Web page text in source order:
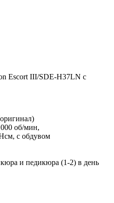
Escort III/SDE-H37LN с
об/мин,
с обдувом
и педикюра (1-2) в день